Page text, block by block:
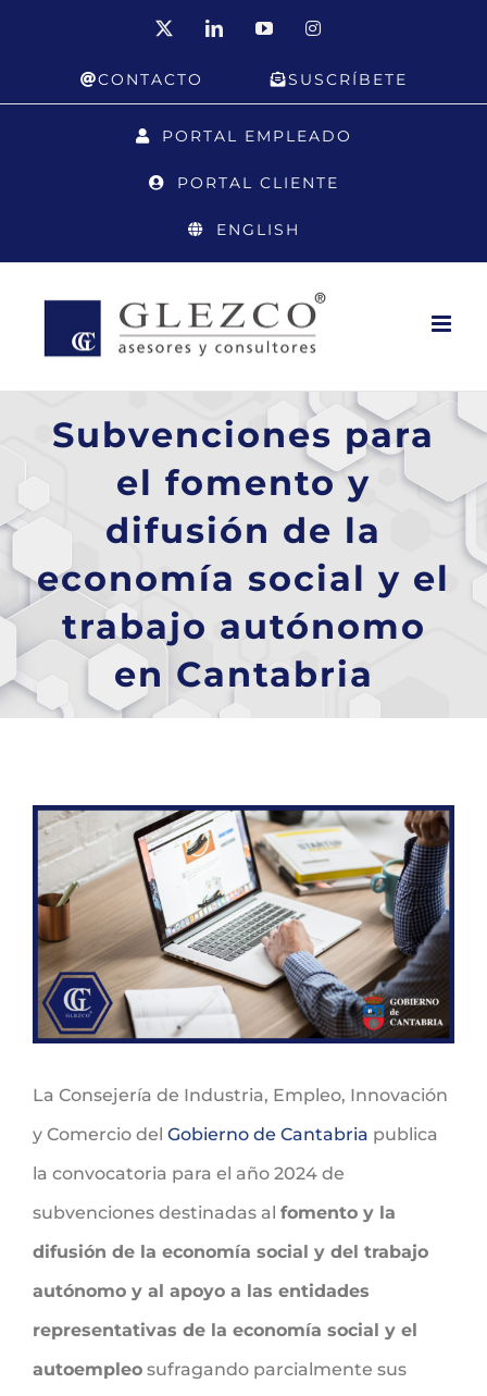
LinkedInYouTubeInstagram
CONTACTO SUSCRÍBETE
PORTAL EMPLEADO
PORTAL CLIENTE
ENGLISH
Subvenciones para
el fomento y
difusión de la
economía social y el
trabajo autónomo
en Cantabria
Ver
imagen
más
grande
La Consejería de Industria, Empleo, Innovación
y Comercio del Gobierno de Cantabria publica
la convocatoria para el año 2024 de
subvenciones destinadas al fomento y la
difusión de la economía social y del trabajo
autónomo y al apoyo a las entidades
representativas de la economía social y el
autoempleo sufragando parcialmente sus